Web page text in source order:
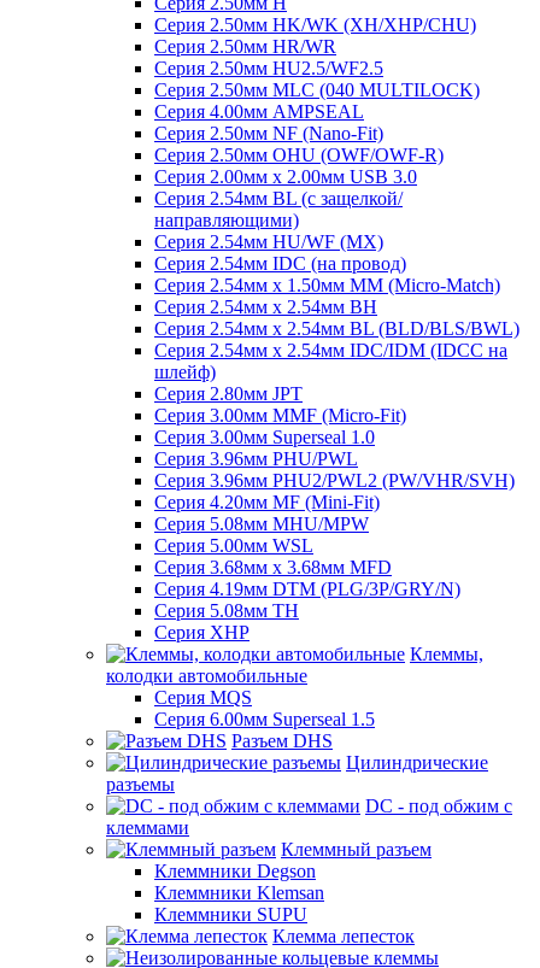
Серия 2.50мм HK/WK (XH/XHP/CHU)
Серия 2.50мм HR/WR
Серия 2.50мм HU2.5/WF2.5
Серия 2.50мм MLC (040 MULTILOCK)
Серия 4.00мм AMPSEAL
Серия 2.50мм NF (Nano-Fit)
Серия 2.50мм OHU (OWF/OWF-R)
Серия 2.00мм x 2.00мм USB 3.0
Серия 2.54мм BL (с защелкой/
направляющими)
Серия 2.54мм HU/WF (MX)
Серия 2.54мм IDC (на провод)
Серия 2.54мм х 1.50мм MM (Micro-Match)
Серия 2.54мм х 2.54мм BH
Серия 2.54мм х 2.54мм BL (BLD/BLS/BWL)
Серия 2.54мм х 2.54мм IDC/IDM (IDCC на
шлейф)
Серия 2.80мм JPT
Серия 3.00мм MMF (Micro-Fit)
Серия 3.00мм Superseal 1.0
Серия 3.96мм PHU/PWL
Серия 3.96мм PHU2/PWL2 (PW/VHR/SVH)
Серия 4.20мм MF (Mini-Fit)
Серия 5.08мм MHU/MPW
Серия 5.00мм WSL
Серия 3.68мм х 3.68мм MFD
Серия 4.19мм DTM (PLG/3P/GRY/N)
Серия 5.08мм TH
Серия XHP
Клеммы,
колодки автомобильные
Серия MQS
Серия 6.00мм Superseal 1.5
Разъем DHS
Цилиндрические
разъемы
DC - под обжим с
клеммами
Клеммный разъем
Клеммники Degson
Клеммники Klemsan
Клеммники SUPU
Клемма лепесток